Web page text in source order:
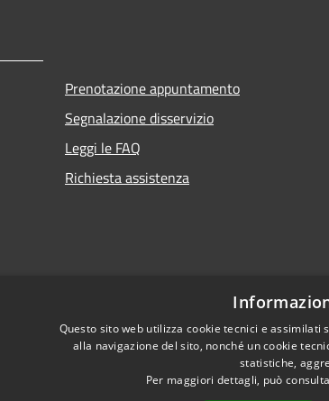
Prenotazione appuntamento
Segnalazione disservizio
Leggi le FAQ
Richiesta assistenza
Questo sito web utilizza cookie tecnici e
alla navigazione del sito, nonché un cookie
statistiche,
Per maggiori dettagli, può